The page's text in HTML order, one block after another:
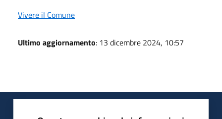
Vivere il Comune
Ultimo aggiornamento: 13 dicembre 2024, 10:57